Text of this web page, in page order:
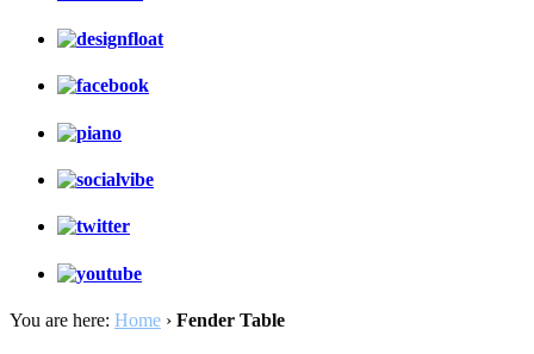
You are here: Home › Fender Table